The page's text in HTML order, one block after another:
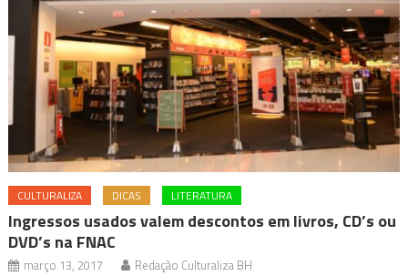
CULTURALIZA DICAS LITERATURA
Ingressos usados valem descontos em livros, CD’s ou
DVD’s na FNAC
março 13, 2017 Redação Culturaliza BH